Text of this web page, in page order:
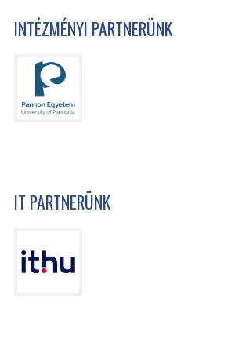
INTÉZMÉNYI PARTNERÜNK
IT PARTNERÜNK